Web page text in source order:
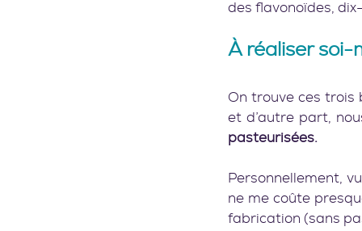
des flavonoïdes,
À réaliser
On trouve ces trois
et d’autre part,
pasteurisées.
Personnellement,
ne me coûte
fabrication (sans